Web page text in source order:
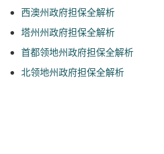
西澳州政府担保全解析
塔州州政府担保全解析
首都领地州政府担保全解析
北领地州政府担保全解析